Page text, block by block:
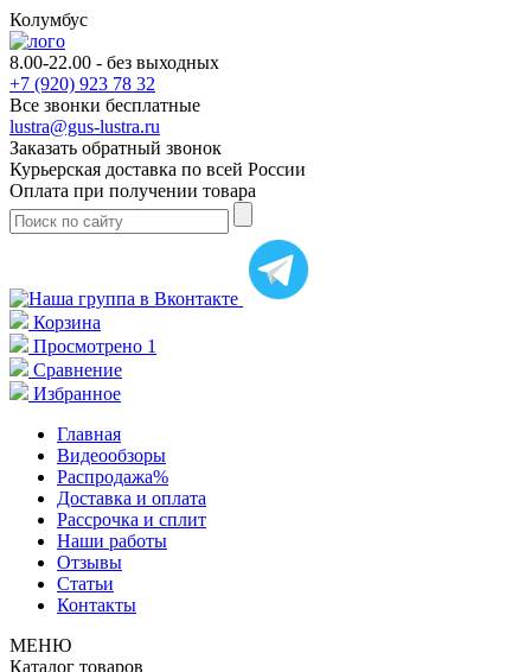
Колумбус
8.00-22.00 - без выходных
+7 (920) 923 78 32
Все звонки бесплатные
lustra@gus-lustra.ru
Заказать обратный звонок
Курьерская доставка по всей России
Оплата при получении товара
Корзина
Просмотрено 1
Сравнение
Избранное
Главная
Видеообзоры
Распродажа%
Доставка и оплата
Рассрочка и сплит
Наши работы
Отзывы
Статьи
Контакты
МЕНЮ
Каталог товаров